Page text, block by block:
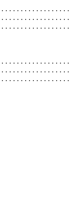
. . . . . . . . . . . . . . . . .
. . . . . . . . . . . . . . . . .
. . . . . . . . . . . . . . . . .
. . . . . . . . . . . . . . . . .
. . . . . . . . . . . . . . . . .
. . . . . . . . . . . . . . . . .